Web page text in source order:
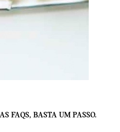
FAQS, BASTA UM PASSO.